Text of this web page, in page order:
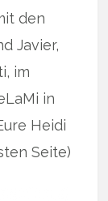
den
Javier,
im
in
Heidi
Seite)